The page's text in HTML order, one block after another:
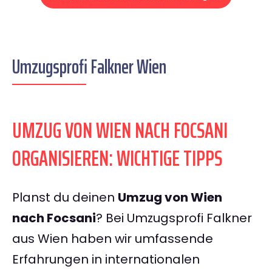
Umzugsprofi Falkner Wien
UMZUG VON WIEN NACH FOCSANI
ORGANISIEREN: WICHTIGE TIPPS
Planst du deinen Umzug von Wien
nach Focsani? Bei Umzugsprofi Falkner
aus Wien haben wir umfassende
Erfahrungen in internationalen